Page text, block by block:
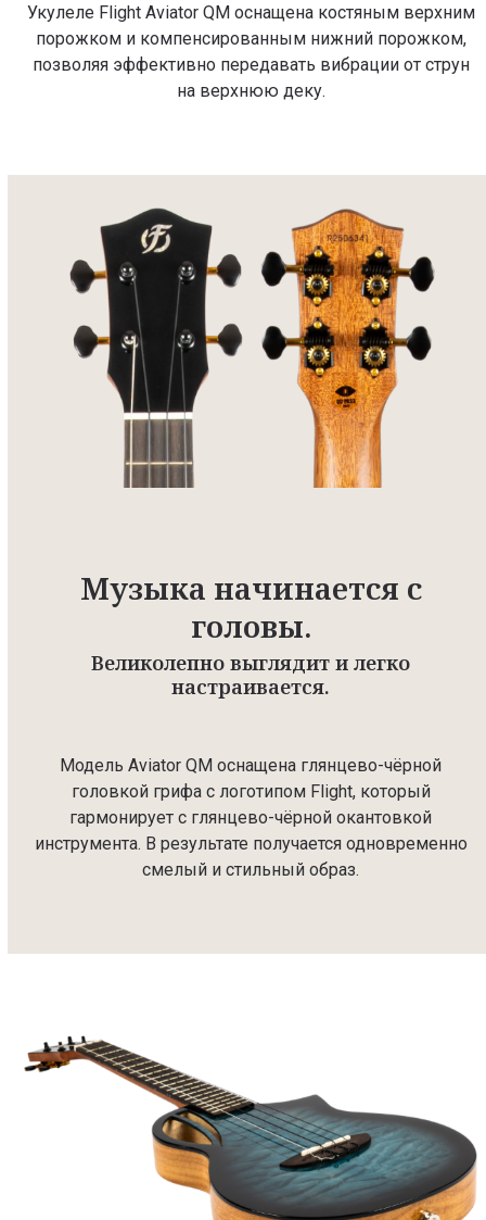
Укулеле Flight Aviator QM оснащена костяным верхним
порожком и компенсированным нижний порожком,
позволяя эффективно передавать вибрации от струн
на верхнюю деку.
Музыка начинается с
головы.
Великолепно выглядит и легко
настраивается.
Модель Aviator QM оснащена глянцево-чёрной
головкой грифа с логотипом Flight, который
гармонирует с глянцево-чёрной окантовкой
инструмента. В результате получается одновременно
смелый и стильный образ.